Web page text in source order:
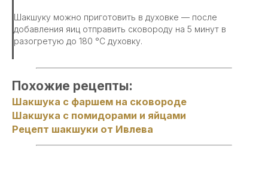
Шакшуку можно приготовить в духовке — после
добавления яиц отправить сковороду на 5 минут в
разогретую до 180 °C духовку.
Похожие рецепты:
Шакшука с фаршем на сковороде
Шакшука с помидорами и яйцами
Рецепт шакшуки от Ивлева